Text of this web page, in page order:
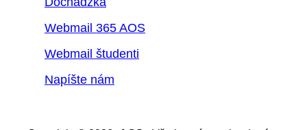
Webmail 365 AOS
Webmail študenti
Napíšte nám